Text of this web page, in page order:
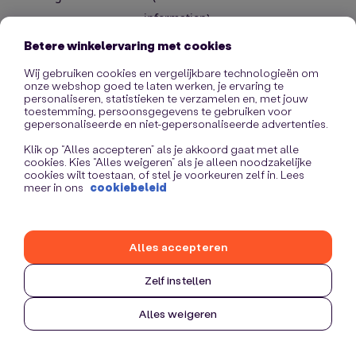
information).
Betere winkelervaring met cookies
Wij gebruiken cookies en vergelijkbare technologieën om
onze webshop goed te laten werken, je ervaring te
personaliseren, statistieken te verzamelen en, met jouw
toestemming, persoonsgegevens te gebruiken voor
gepersonaliseerde en niet-gepersonaliseerde advertenties.
Klik op “Alles accepteren” als je akkoord gaat met alle
cookies. Kies “Alles weigeren” als je alleen noodzakelijke
cookies wilt toestaan, of stel je voorkeuren zelf in. Lees
meer in ons cookiebeleid
Zelf instellen
Alles weigeren
Alles accepteren